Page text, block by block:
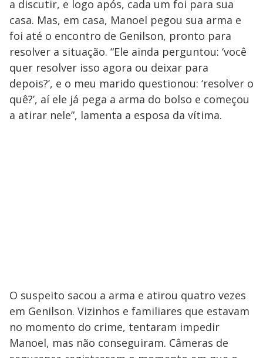
a discutir, e logo após, cada um foi para sua
casa. Mas, em casa, Manoel pegou sua arma e
foi até o encontro de Genilson, pronto para
resolver a situação. “Ele ainda perguntou: ‘você
quer resolver isso agora ou deixar para
depois?’, e o meu marido questionou: ‘resolver o
quê?’, aí ele já pega a arma do bolso e começou
a atirar nele”, lamenta a esposa da vítima.
O suspeito sacou a arma e atirou quatro vezes
em Genilson. Vizinhos e familiares que estavam
no momento do crime, tentaram impedir
Manoel, mas não conseguiram. Câmeras de